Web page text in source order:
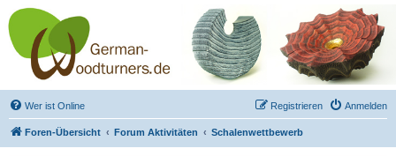
Drechseln und
Kunsthandwerk -
German-Woodturners
*Forum Sauerland*
Der Treffpunkt für Drechsler und Freunde des Kunsthandwerks
Wer ist Online Anmelden
Registrieren
Foren-Übersicht Forum Aktivitäten Schalenwettbewerb